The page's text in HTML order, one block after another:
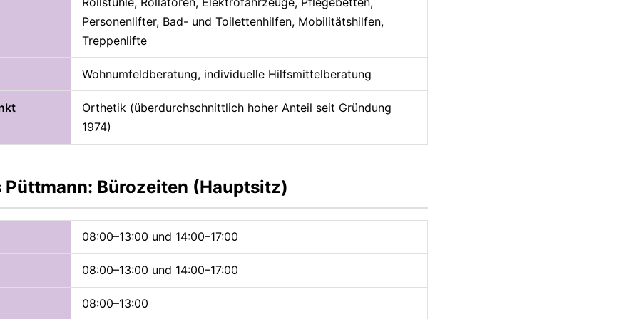
Personenlifter, Bad- und Toilettenhilfen, Mobilitätshilfen,
Treppenlifte
Wohnumfeldberatung, individuelle Hilfsmittelberatung
Orthetik (überdurchschnittlich hoher Anteil seit Gründung
1974)
Püttmann: Bürozeiten (Hauptsitz)
08:00–13:00 und 14:00–17:00
08:00–13:00 und 14:00–17:00
08:00–13:00